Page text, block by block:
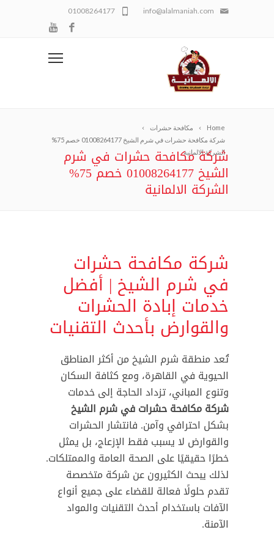
info@alalmaniah.com
01008264177
Home
مكافحة حشرات
شركة مكافحة حشرات في شرم الشيخ 01008264177 خصم 75%
الشركة الالمانية
شركة مكافحة حشرات في شرم
الشيخ 01008264177 خصم 75%
الشركة الالمانية
شركة مكافحة حشرات
في شرم الشيخ | أفضل
خدمات إبادة الحشرات
والقوارض بأحدث التقنيات
تُعد منطقة شرم الشيخ من أكثر المناطق
الحيوية في القاهرة، ومع كثافة السكان
وتنوع المباني، تزداد الحاجة إلى خدمات
شركة مكافحة حشرات في شرم الشيخ
بشكل احترافي وآمن. فانتشار الحشرات
والقوارض لا يسبب فقط الإزعاج، بل يمثل
خطرًا حقيقيًا على الصحة العامة والممتلكات.
لذلك يبحث الكثيرون عن شركة متخصصة
تقدم حلولًا فعالة للقضاء على جميع أنواع
الآفات باستخدام أحدث التقنيات والمواد
الآمنة.